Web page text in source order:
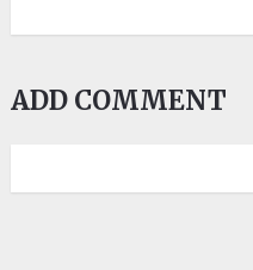
ADD COMMENT